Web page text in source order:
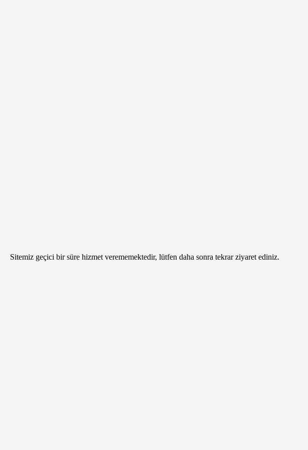
Sitemiz geçici bir süre hizmet verememektedir, lütfen daha sonra tekrar ziyaret ediniz.